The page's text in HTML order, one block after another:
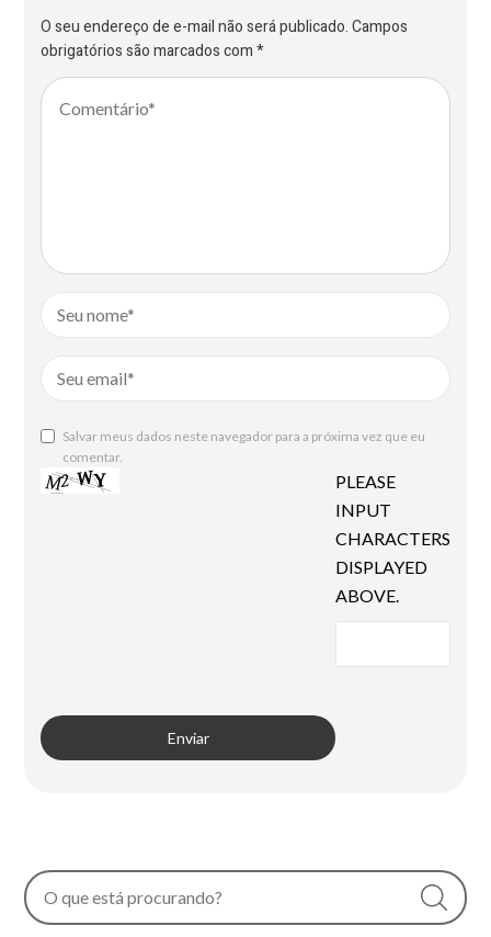
O seu endereço de e-mail não será publicado. Campos
obrigatórios são marcados com*
Salvar meus dados neste navegador para a próxima vez que eu
comentar.
PLEASE
INPUT
CHARACTERS
DISPLAYED
ABOVE.